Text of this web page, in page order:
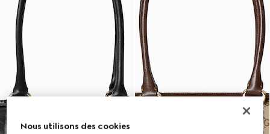
Nous utilisons des cookies